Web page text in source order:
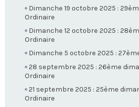
Dimanche 19 octobre 2025 :
Ordinaire
Dimanche 12 octobre 2025 :
Ordinaire
Dimanche 5 octobre 2025 :
28 septembre 2025 : 26ème
Ordinaire
21 septembre 2025 : 25ème
Ordinaire